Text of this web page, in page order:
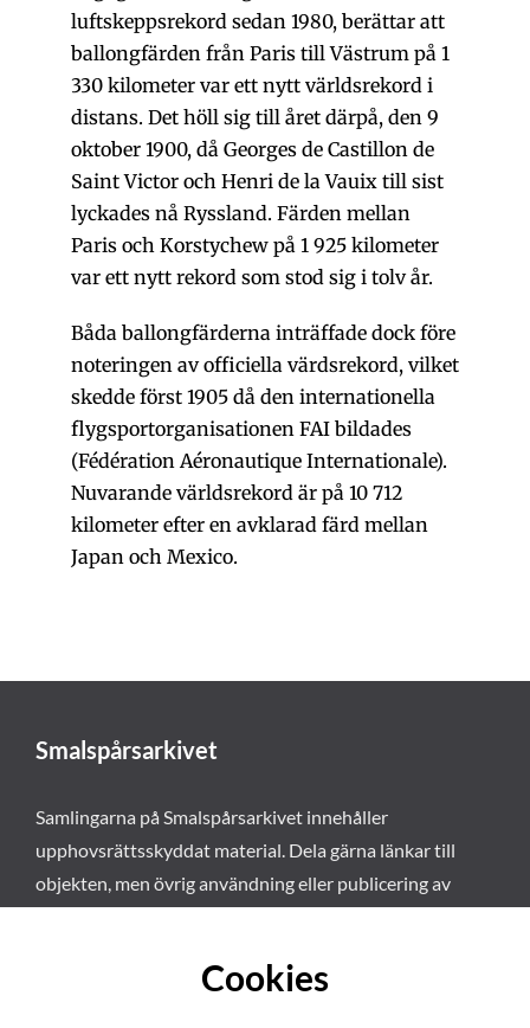
luftskeppsrekord sedan 1980, berättar att
ballongfärden från Paris till Västrum på 1
330 kilometer var ett nytt världsrekord i
distans. Det höll sig till året därpå, den 9
oktober 1900, då Georges de Castillon de
Saint Victor och Henri de la Vauix till sist
lyckades nå Ryssland. Färden mellan
Paris och Korstychew på 1 925 kilometer
var ett nytt rekord som stod sig i tolv år.
Båda ballongfärderna inträffade dock före
noteringen av officiella värdsrekord, vilket
skedde först 1905 då den internationella
flygsportorganisationen FAI bildades
(Fédération Aéronautique Internationale).
Nuvarande världsrekord är på 10 712
kilometer efter en avklarad färd mellan
Japan och Mexico.
Smalspårsarkivet
Samlingarna på Smalspårsarkivet innehåller
upphovsrättsskyddat material. Dela gärna länkar till
objekten, men övrig användning eller publicering av
Cookies